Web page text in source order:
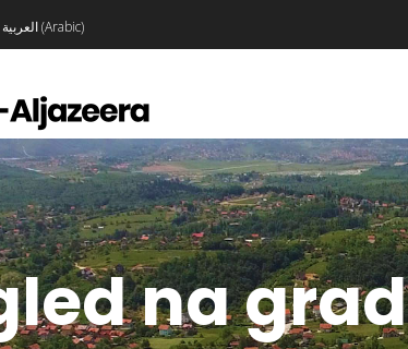
العربية(Arabic)
na grad